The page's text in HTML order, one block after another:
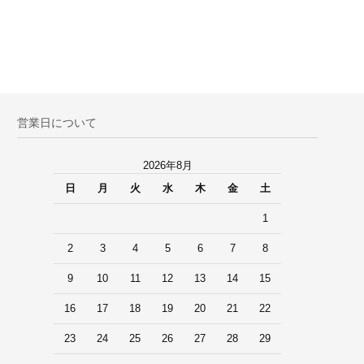
営業日について
2026年8月
日
月 火 水 木 金 土
1
2 3 4 5 6 7 8
9 10 11 12 13 14 15
16 17 18 19 20 21 22
23 24 25 26 27 28 29